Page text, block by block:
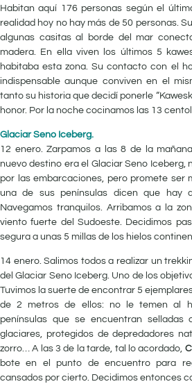
Habitan aquí 176 personas según el
realidad hoy no hay más de 50 personas.
algunas casitas al borde del mar
madera. En ella viven los últimos 5
habitaba esta zona. Su contacto con el
indispensable aunque conviven en el
tanto su historia que decidí ponerle
honor. Por la noche cocinamos las 13
Glaciar Seno Iceberg.
12 enero. Zarpamos a las 8 de la
nuevo destino era el Glaciar Seno Iceberg,
por las embarcaciones, pero promete ser
una de sus penínsulas dicen que hay
Navegamos tranquilos. Arribamos a la
viento fuerte del Sudoeste. Decidimos
segura a unas 5 millas de los hielos
14 enero. Salimos todos a realizar un
del Glaciar Seno Iceberg. Uno de los
Tuvimos la suerte de encontrar 5
de 2 metros de ellos: no le temen al
penínsulas que se encuentran
glaciares, protegidos de depredadores
zorro… A las 3 de la tarde, tal lo acordado,
bote en el punto de encuentro para
cansados por cierto. Decidimos entonces